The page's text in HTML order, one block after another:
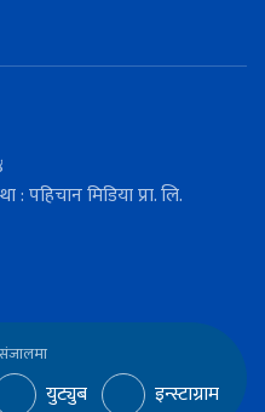
मिडिया प्रा. लि.
युट्युब इन्स्टाग्राम